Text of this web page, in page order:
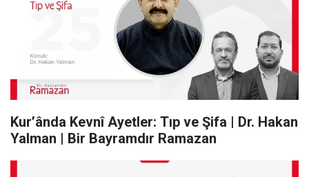
Kur’ânda Kevnî Ayetler: Tıp ve Şifa | Dr. Hakan
Yalman | Bir Bayramdır Ramazan